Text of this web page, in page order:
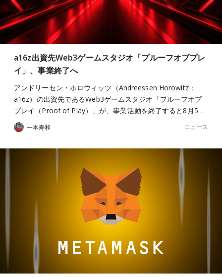
a16z出資先Web3ゲームスタジオ「プルーフオブプレ
イ」、事業終了へ
アンドリーセン・ホロウィッツ（Andreessen Horowitz：
a16z）の出資先であるWeb3ゲームスタジオ「プルーフオブ
プレイ（Proof of Play）」が、事業活動を終了すると8月5…
一本寿和 ニュース